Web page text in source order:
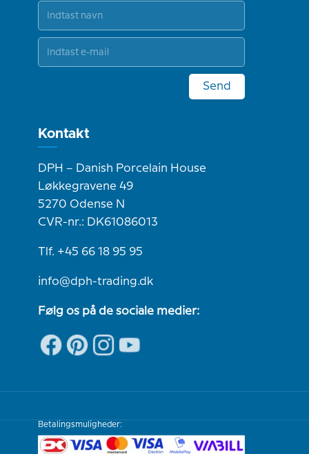
Send
Kontakt
DPH – Danish Porcelain House
Løkkegravene 49
5270 Odense N
CVR-nr.: DK61086013
Tlf. +45 66 18 95 95
info@dph-trading.dk
Følg os på de sociale medier:
Betalingsmuligheder: